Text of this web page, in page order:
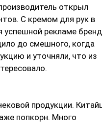
открыл
С кремом для рук в
успешной рекламе
до смешного, когда
и уточняли, что из
продукции.
попкорн. Много